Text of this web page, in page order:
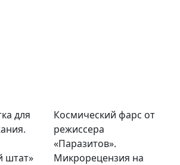
для
штат»
Космический фарс от
режиссера
«Паразитов».
Микрорецензия на